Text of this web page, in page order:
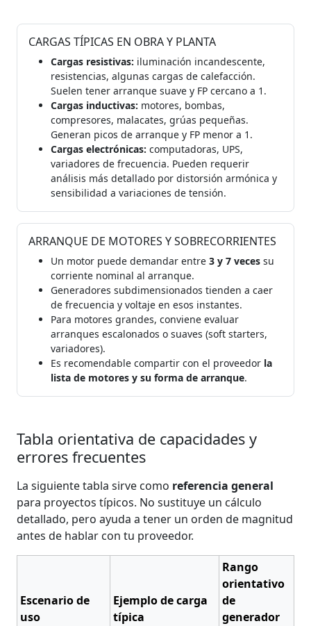
CARGAS TÍPICAS EN OBRA Y PLANTA
Cargas resistivas: iluminación incandescente,
resistencias, algunas cargas de calefacción.
Suelen tener arranque suave y FP cercano a 1.
Cargas inductivas: motores, bombas,
compresores, malacates, grúas pequeñas.
Generan picos de arranque y FP menor a 1.
Cargas electrónicas: computadoras, UPS,
variadores de frecuencia. Pueden requerir
análisis más detallado por distorsión armónica y
sensibilidad a variaciones de tensión.
ARRANQUE DE MOTORES Y SOBRECORRIENTES
Un motor puede demandar entre 3 y 7 veces su
corriente nominal al arranque.
Generadores subdimensionados tienden a caer
de frecuencia y voltaje en esos instantes.
Para motores grandes, conviene evaluar
arranques escalonados o suaves (soft starters,
variadores).
Es recomendable compartir con el proveedor la
lista de motores y su forma de arranque.
Tabla orientativa de capacidades y
errores frecuentes
La siguiente tabla sirve como referencia general
para proyectos típicos. No sustituye un cálculo
detallado, pero ayuda a tener un orden de magnitud
antes de hablar con tu proveedor.
Escenario de
uso
Ejemplo de carga
típica
Rango
orientativo
de
generador